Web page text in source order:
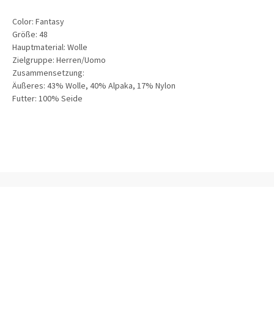
Color: Fantasy
Größe: 48
Hauptmaterial: Wolle
Zielgruppe: Herren/Uomo
Zusammensetzung:
Äußeres: 43% Wolle, 40% Alpaka, 17% Nylon
Futter: 100% Seide